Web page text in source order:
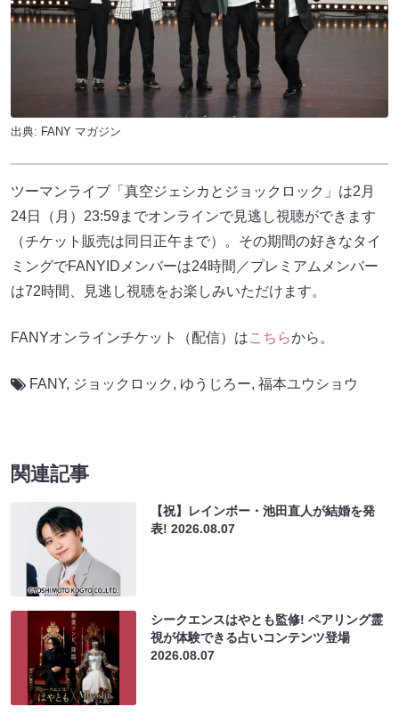
出典: FANY マガジン
ツーマンライブ「真空ジェシカとジョックロック」は2月
24日（月）23:59までオンラインで見逃し視聴ができます
（チケット販売は同日正午まで）。その期間の好きなタイ
ミングでFANYIDメンバーは24時間／プレミアムメンバー
は72時間、見逃し視聴をお楽しみいただけます。
FANYオンラインチケット（配信）はこちらから。
FANY, ジョックロック , ゆうじろー, 福本ユウショウ
関連記事
【祝】レインボー・池田直人が結婚を発
表!2026.08.07
シークエンスはやとも監修! ペアリング霊
視が体験できる占いコンテンツ登場
2026.08.07